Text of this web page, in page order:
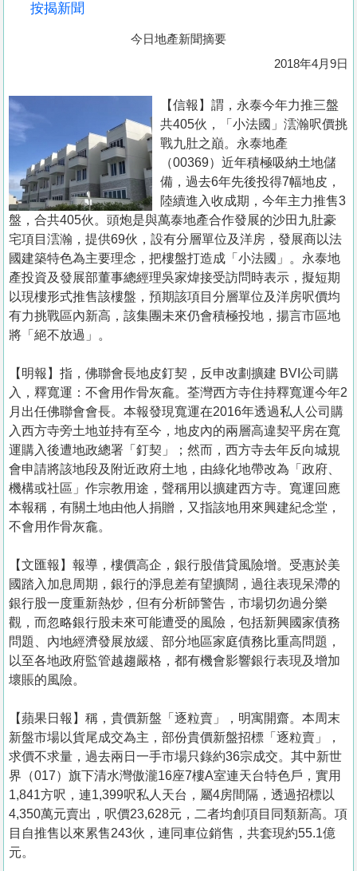
置
業
手
冊
關
於
我
們
按揭新聞
今日地產新聞摘要
2018年4月9日
【信報】謂，永泰今年力推三盤
共405伙，「小法國」澐瀚呎價挑
戰九肚之巔。永泰地產
（00369）近年積極吸納土地儲
備，過去6年先後投得7幅地皮，
陸續進入收成期，今年主力推售3
盤，合共405伙。頭炮是與萬泰地產合作發展的沙田九肚豪
宅項目澐瀚，提供69伙，設有分層單位及洋房，發展商以法
國建築特色為主要理念，把樓盤打造成「小法國」。永泰地
產投資及發展部董事總經理吳家煒接受訪問時表示，擬短期
以現樓形式推售該樓盤，預期該項目分層單位及洋房呎價均
有力挑戰區內新高，該集團未來仍會積極投地，揚言市區地
將「絕不放過」。
【明報】指，佛聯會長地皮釘契，反申改劃擴建 BVI公司購
入，釋寬運：不會用作骨灰龕。荃灣西方寺住持釋寬運今年2
月出任佛聯會會長。本報發現寬運在2016年透過私人公司購
入西方寺旁土地並持有至今，地皮內的兩層高違契平房在寬
運購入後遭地政總署「釘契」；然而，西方寺去年反向城規
會申請將該地段及附近政府土地，由綠化地帶改為「政府、
機構或社區」作宗教用途，聲稱用以擴建西方寺。寬運回應
本報稱，有關土地由他人捐贈，又指該地用來興建紀念堂，
不會用作骨灰龕。
【文匯報】報導，樓價高企，銀行股借貸風險增。受惠於美
國踏入加息周期，銀行的淨息差有望擴闊，過往表現呆滯的
銀行股一度重新熱炒，但有分析師警告，市場切勿過分樂
觀，而忽略銀行股未來可能遭受的風險，包括新興國家債務
問題、內地經濟發展放緩、部分地區家庭債務比重高問題，
以至各地政府監管越趨嚴格，都有機會影響銀行表現及增加
壞賬的風險。
【蘋果日報】稱，貴價新盤「逐粒賣」，明寓開齋。本周末
新盤市場以貨尾成交為主，部份貴價新盤招標「逐粒賣」，
求價不求量，過去兩日一手市場只錄約36宗成交。其中新世
界（017）旗下清水灣傲瀧16座7樓A室連天台特色戶，實用
1,841方呎，連1,399呎私人天台，屬4房間隔，透過招標以
4,350萬元賣出，呎價23,628元，二者均創項目同類新高。項
目自推售以來累售243伙，連同車位銷售，共套現約55.1億
元。